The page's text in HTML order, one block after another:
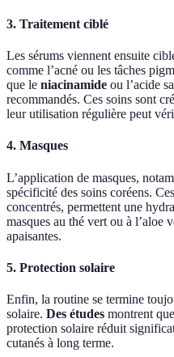
3. Traitement ciblé
Les sérums viennent ensuite
comme l’acné ou les tâches
que le niacinamide ou l’acide
recommandés. Ces soins sont
leur utilisation régulière peut
4. Masques
L’application de masques,
spécificité des soins coréens.
concentrés, permettent une
masques au thé vert ou à l’aloe
apaisantes.
5. Protection solaire
Enfin, la routine se termine
solaire. Des études montrent
protection solaire réduit
cutanés à long terme.